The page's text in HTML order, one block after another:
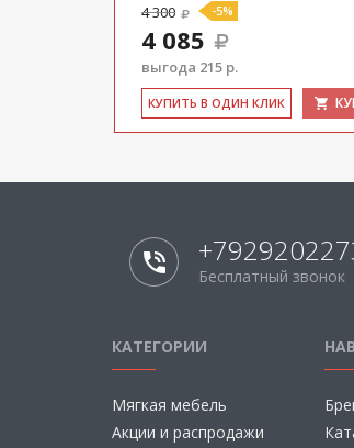
4 300 -5%
4 085
выгода 215 р.
КУ­ПИТЬ В ОДИН КЛИК
Бесплатный звонок
КАТЕГОРИИ
Мягкая мебель
Акции и распродажи